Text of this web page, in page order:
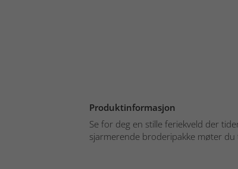
Produktinformasjon
Se for deg en stille feriekveld der
sjarmerende broderipakke møter du